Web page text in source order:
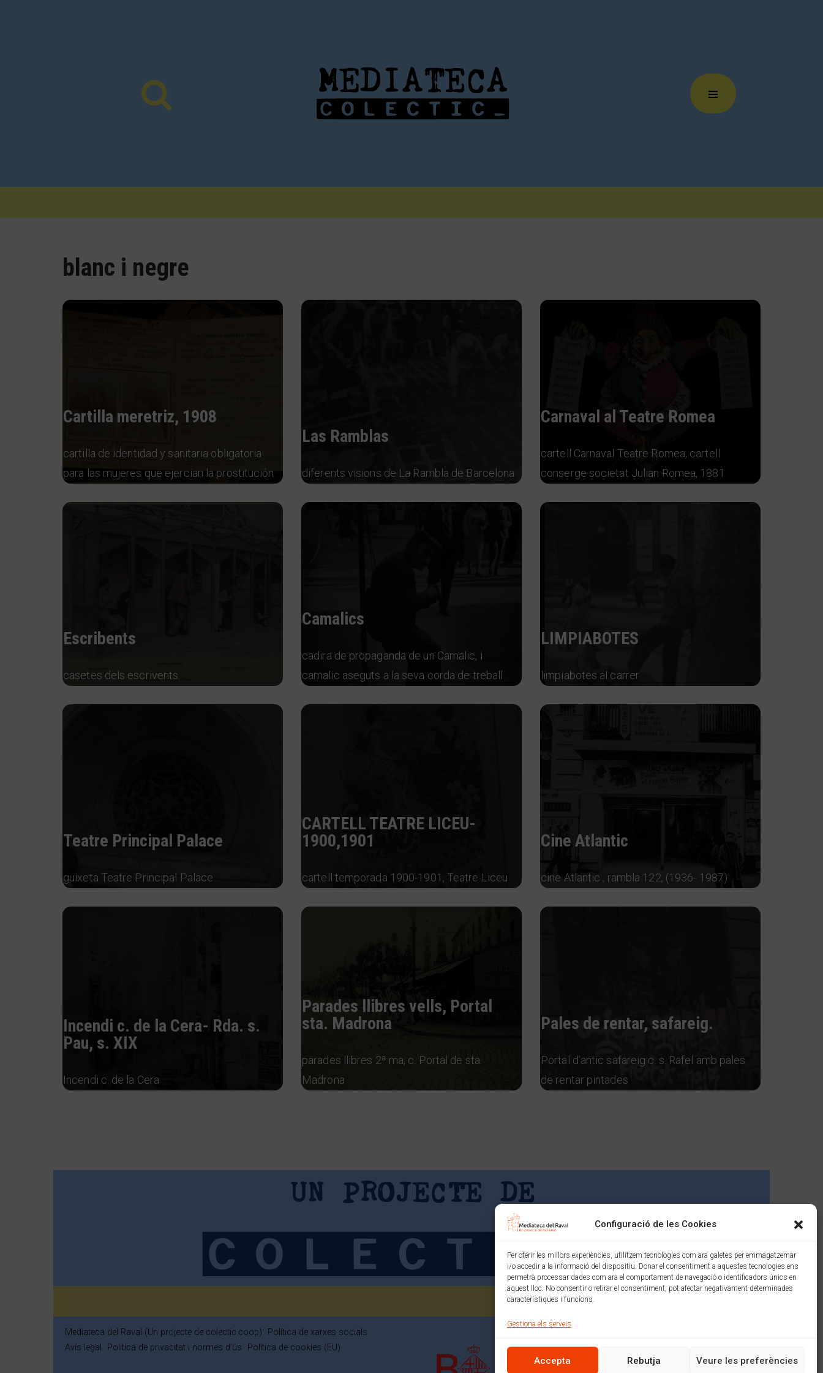
Configuració de les Cookies
Per oferir les millors experiències, utilitzem tecnologies com ara galetes per emmagatzemar
i/o accedir a la informació del dispositiu. Donar el consentiment a aquestes tecnologies ens
permetrà processar dades com ara el comportament de navegació o identificadors únics en
aquest lloc. No consentir o retirar el consentiment, pot afectar negativament determinades
característiques i funcions.
Gestiona els serveis
Accepta Rebutja Veure les preferències
blanc i negre
Cartilla meretriz, 1908
cartilla de identidad y sanitaria obligatoria
para las mujeres que ejercian la prostitución
Las Ramblas
diferents visions de La Rambla de Barcelona
Carnaval al Teatre Romea
cartell Carnaval Teatre Romea, cartell
conserge societat Julian Romea, 1881
Escribents
casetes dels escrivents.
Camalics
cadira de propaganda de un Camalic, i
camalic aseguts a la seva corda de treball
LIMPIABOTES
limpiabotes al carrer
Teatre Principal Palace
guixeta Teatre Principal Palace
CARTELL TEATRE LICEU-
1900,1901
cartell temporada 1900-1901, Teatre Liceu
Cine Atlantic
cine Atlantic , rambla 122, (1936- 1987)
Incendi c. de la Cera- Rda. s.
Pau, s. XIX
Incendi c. de la Cera
Parades llibres vells, Portal
sta. Madrona
parades llibres 2ª ma, c. Portal de sta.
Madrona
Pales de rentar, safareig.
Portal d’antic safareig c. s. Rafel amb pales
de rentar pintades
Mediateca del Raval (Un projecte de colectic.coop)
Política de xarxes socials
Avís legal
Política de privacitat i normes d’ús Política de cookies (EU)